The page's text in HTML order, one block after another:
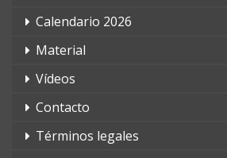
Calendario 2026
Material
Vídeos
Contacto
Términos legales